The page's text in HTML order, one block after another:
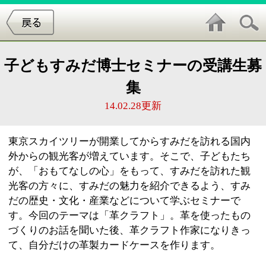
集
東京スカイツリーが開業してからすみだを訪れる国内
外からの観光客が増えています。そこで、子どもたち
だの歴史・文化・産業などについて学ぶセミナーで
す。今回のテーマは「革クラフト」。革を使ったもの
づくりのお話を聞いた後、革クラフト作家になりきっ
て、自分だけの革製カードケースを作ります。